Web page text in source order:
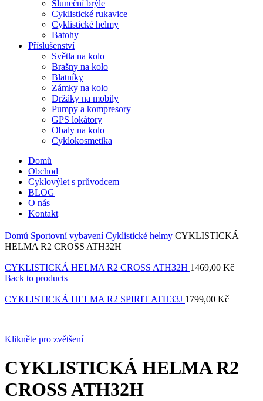
Sluneční brýle
Cyklistické rukavice
Cyklistické helmy
Batohy
Příslušenství
Světla na kolo
Brašny na kolo
Blatníky
Zámky na kolo
Držáky na mobily
Pumpy a kompresory
GPS lokátory
Obaly na kolo
Cyklokosmetika
Domů
Obchod
Cyklovýlet s průvodcem
BLOG
O nás
Kontakt
Domů Sportovní vybaveníCyklistické helmy CYKLISTICKÁ
HELMA R2 CROSS ATH32H
CYKLISTICKÁ HELMA R2 CROSS ATH32H 1469,00 Kč
Back to products
CYKLISTICKÁ HELMA R2 SPIRIT ATH33J 1799,00 Kč
Klikněte pro zvětšení
CYKLISTICKÁ HELMA R2
CROSS ATH32H